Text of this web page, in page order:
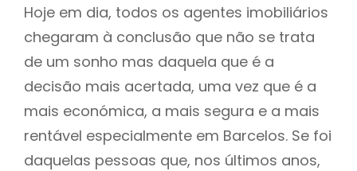
Hoje em dia, todos os agentes imobiliários
chegaram à conclusão que não se trata
de um sonho mas daquela que é a
decisão mais acertada, uma vez que é a
mais económica, a mais segura e a mais
rentável especialmente em Barcelos. Se foi
daquelas pessoas que, nos últimos anos,